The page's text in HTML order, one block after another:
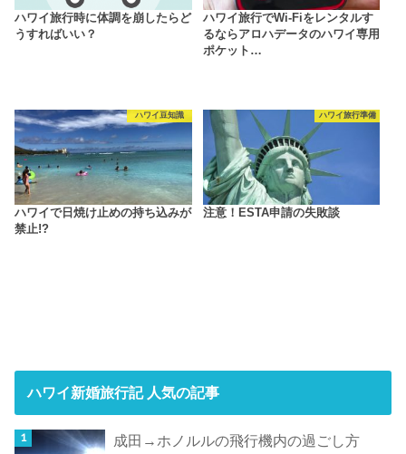
ハワイ旅行時に体調を崩したらど
うすればいい？
ハワイ旅行でWi-Fiをレンタルす
るならアロハデータのハワイ専用
ポケット…
ハワイ豆知識
ハワイで日焼け止めの持ち込みが
禁止!?
ハワイ旅行準備
注意！ESTA申請の失敗談
ハワイ新婚旅行記 人気の記事
成田→ホノルルの飛行機内の過ごし方